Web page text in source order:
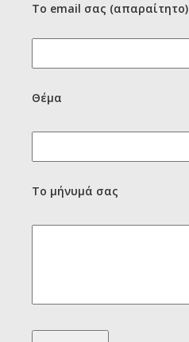
Το email σας (απαραίτητο)
Θέμα
Το μήνυμά σας